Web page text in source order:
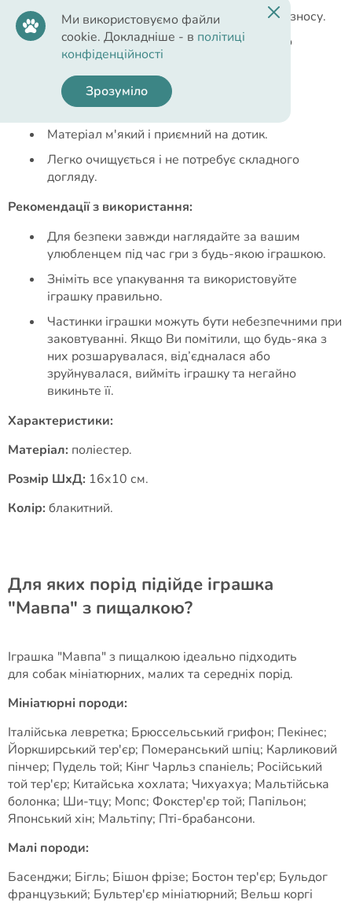
Матеріали, які мають високу стійкість до зносу.
Обладнана пищалкою та елементами, що
видають звук при терті.
Має виразний дизайн.
Не завдає шкоди зубам та яснам.
Матеріал м'який і приємний на дотик.
Легко очищується і не потребує складного
догляду.
Рекомендації з використання:
Для безпеки завжди наглядайте за вашим
улюбленцем під час гри з будь-якою іграшкою.
Зніміть все упакування та використовуйте
іграшку правильно.
Частинки іграшки можуть бути небезпечними при
заковтуванні. Якщо Ви помітили, що будь-яка з
них розшарувалася, від’єдналася або
зруйнувалася, вийміть іграшку та негайно
викиньте її.
Характеристики:
Матеріал: поліестер.
Розмір ШхД: 16х10 см.
Колір: блакитний.
Для яких порід підійде іграшка
"Мавпа" з пищалкою?
Іграшка "Мавпа" з пищалкою ідеально підходить
для собак мініатюрних, малих та середніх порід.
Мініатюрні породи:
Італійська левретка; Брюссельський грифон; Пекінес;
Йоркширський тер'єр; Померанський шпіц; Карликовий
пінчер; Пудель той; Кінг Чарльз спаніель; Російський
той тер'єр; Китайська хохлата; Чихуахуа; Мальтійська
болонка; Ши-тцу; Мопс; Фокстер'єр той; Папільон;
Японський хін; Мальтіпу; Пті-брабансони.
Малі породи:
Басенджи; Бігль; Бішон фрізе; Бостон тер'єр; Бульдог
французький; Бультер'єр мініатюрний; Вельш коргі
Ми використовуємо файли
cookie. Докладніше - в політиці
конфіденційності
Зрозуміло